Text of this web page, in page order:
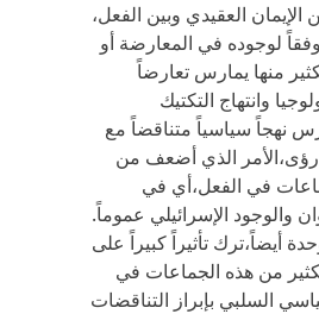
الإيمان العقيدي وبين الفعل،
لوجوده في المعارضة أو
منها يمارس تعارضاً
وانتهاج التكتيك
نهجاً سياسياً متناقضاً مع
الذي أضعف من
في الفعل،أي في
والوجود الإسرائيلي عموماً.
أيضاً،ترك تأثيراً كبيراً على
من هذه الجماعات في
السلبي بإبراز التناقضات